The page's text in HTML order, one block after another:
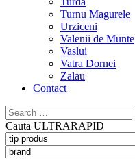
Turnu Magurele
Urziceni
Valenii de Munte
Vaslui
Vatra Dornei
Zalau
Contact
Search
for:
Cauta ULTRARAPID